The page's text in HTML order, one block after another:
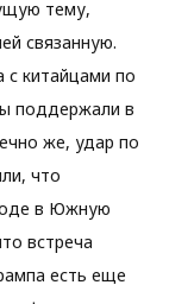
o
k
r r
m
тему,
связанную.
китайцами по
поддержали в
же, удар по
что
в Южную
встреча
есть еще